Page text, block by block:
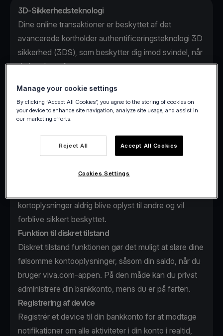
3D-Sikkerhedsteknologi
Dine online transaktioner er beskyttet af det
avancerede kortholder authentificeringsteknologi 3D
sikkerhed (3DS), som beskytter dig imod svindel, når
du betaler online.
dedikerede blogindlægog artikel i
AI-baseret anti-svindel system
Vores AI-baseret svindel sporingsteknologi lærer fra
hver transaktion i realtid og kan forudsige
svindelangreb før de sker, hvilket resulterer i direkte
kortoplysninger aldrig blive oplyst til andre og vil
forblive sikkert beskyttet.
Funktion til diskret tilstand
Diskret tilstand funktionen gør det muligt at sløre dine
følsomme kontooplysninger, såsom din saldo, når du
bruger viva.com-appen. På den måde kan du privat
administrere din bankkonto, mens du er på farten.
Registrering af device
Registrér et device til din bankkonto for at modtage
notifikationer om alle aktiviteter i din konto i realtid,
Manage your cookie settings
By clicking “Accept All Cookies”, you agree to the storing of cookies on
your device to enhance site navigation, analyze site usage, and assist in
our marketing efforts.
Reject All Accept All Cookies
Cookies Settings